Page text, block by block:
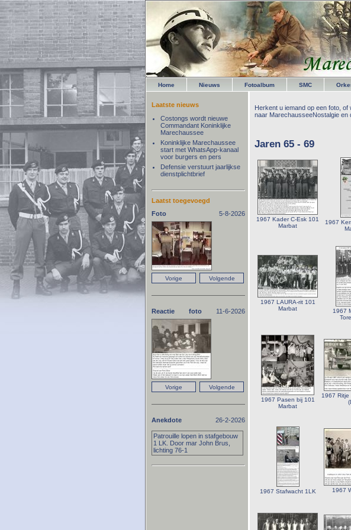
Home Nieuws Fotoalbum SMC
Herkent u iemand op een foto,
naar MarechausseeNostalgie en
Jaren 65 - 69
1967 Kader C-Esk 101
Marbat
1967
1967 LAURA-rit 101
Marbat
1967
1967 Pasen bij 101
Marbat
1967 Ritje
1967 Stafwacht 1LK 1967
Laatste nieuws
Costongs wordt nieuwe
Commandant Koninklijke
Marechaussee
Koninklijke Marechaussee
start met WhatsApp-kanaal
voor burgers en pers
Defensie verstuurt jaarlijkse
dienstplichtbrief
Laatst toegevoegd
Foto
5-8-2026
Reactie foto 11-6-2026
Anekdote 26-2-2026
Patrouille lopen in stafgebouw
1 LK. Door mar John Brus,
lichting 76-1